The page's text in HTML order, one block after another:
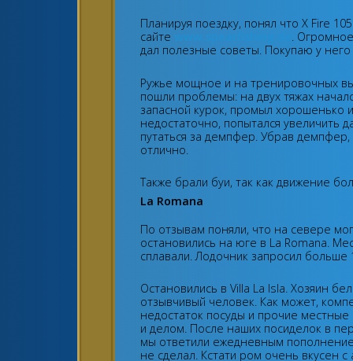
Планируя поездку, понял что X Fire
сайте
.
дал полезные советы. Покупаю у
Ружье мощное и на тренировочных
пошли проблемы: на двух тяжах
запасной курок, промыл хорошенько
недостаточно, попытался увеличить
путаться за демпфер. Убрав
отлично.
Также брали буи, так как движение
La Romana
По отзывам поняли, что на севере
остановились на юге в La Romana.
сплавали. Лодочник запросил больше
Остановились в Villa La Isla. Хозяин
отзывчивый человек. Как может,
недостаток посуды и прочие
и делом. После наших посиделок в
мы ответили ежедневным
не сделал. Кстати ром очень вкусен